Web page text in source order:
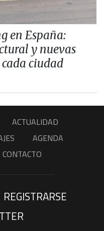
en España:
y nuevas
ciudad
ACTUALIDAD
AGENDA
CONTACTO
REGISTRARSE